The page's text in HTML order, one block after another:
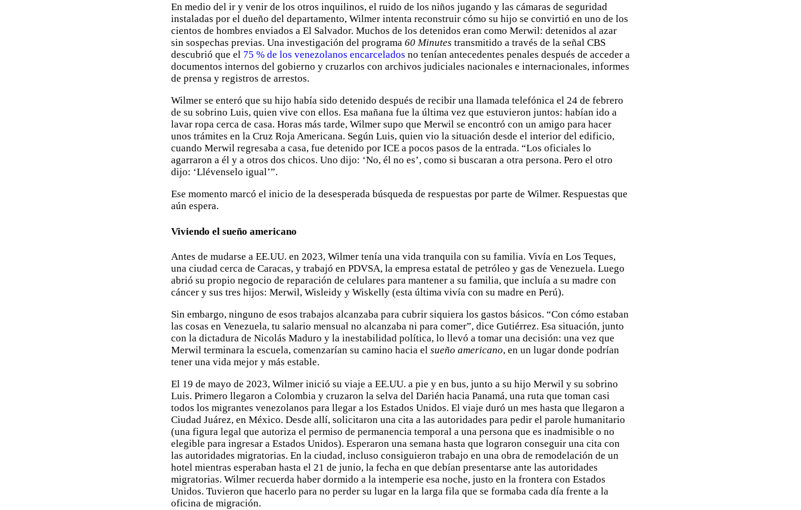
En medio del ir y venir de los otros inquilinos, el ruido de los niños jugando y las cámaras de seguridad
instaladas por el dueño del departamento, Wilmer intenta reconstruir cómo su hijo se convirtió en uno de los
cientos de hombres enviados a El Salvador. Muchos de los detenidos eran como Merwil: detenidos al azar
sin sospechas previas. Una investigación del programa 60 Minutes transmitido a través de la señal CBS
descubrió que el 75 % de los venezolanos encarcelados no tenían antecedentes penales después de acceder a
documentos internos del gobierno y cruzarlos con archivos judiciales nacionales e internacionales, informes
de prensa y registros de arrestos.
Wilmer se enteró que su hijo había sido detenido después de recibir una llamada telefónica el 24 de febrero
de su sobrino Luis, quien vive con ellos. Esa mañana fue la última vez que estuvieron juntos: habían ido a
lavar ropa cerca de casa. Horas más tarde, Wilmer supo que Merwil se encontró con un amigo para hacer
unos trámites en la Cruz Roja Americana. Según Luis, quien vio la situación desde el interior del edificio,
cuando Merwil regresaba a casa, fue detenido por ICE a pocos pasos de la entrada. “Los oficiales lo
agarraron a él y a otros dos chicos. Uno dijo: ‘No, él no es’, como si buscaran a otra persona. Pero el otro
dijo: ‘Llévenselo igual’”.
Ese momento marcó el inicio de la desesperada búsqueda de respuestas por parte de Wilmer. Respuestas que
aún espera.
Viviendo el sueño americano
Antes de mudarse a EE.UU. en 2023, Wilmer tenía una vida tranquila con su familia. Vivía en Los Teques,
una ciudad cerca de Caracas, y trabajó en PDVSA, la empresa estatal de petróleo y gas de Venezuela. Luego
abrió su propio negocio de reparación de celulares para mantener a su familia, que incluía a su madre con
cáncer y sus tres hijos: Merwil, Wisleidy y Wiskelly (esta última vivía con su madre en Perú).
Sin embargo, ninguno de esos trabajos alcanzaba para cubrir siquiera los gastos básicos. “Con cómo estaban
las cosas en Venezuela, tu salario mensual no alcanzaba ni para comer”, dice Gutiérrez. Esa situación, junto
con la dictadura de Nicolás Maduro y la inestabilidad política, lo llevó a tomar una decisión: una vez que
Merwil terminara la escuela, comenzarían su camino hacia el sueño americano, en un lugar donde podrían
tener una vida mejor y más estable.
El 19 de mayo de 2023, Wilmer inició su viaje a EE.UU. a pie y en bus, junto a su hijo Merwil y su sobrino
Luis. Primero llegaron a Colombia y cruzaron la selva del Darién hacia Panamá, una ruta que toman casi
todos los migrantes venezolanos para llegar a los Estados Unidos. El viaje duró un mes hasta que llegaron a
Ciudad Juárez, en México. Desde allí, solicitaron una cita a las autoridades para pedir el parole humanitario
(una figura legal que autoriza el permiso de permanencia temporal a una persona que es inadmisible o no
elegible para ingresar a Estados Unidos). Esperaron una semana hasta que lograron conseguir una cita con
las autoridades migratorias. En la ciudad, incluso consiguieron trabajo en una obra de remodelación de un
hotel mientras esperaban hasta el 21 de junio, la fecha en que debían presentarse ante las autoridades
migratorias. Wilmer recuerda haber dormido a la intemperie esa noche, justo en la frontera con Estados
Unidos. Tuvieron que hacerlo para no perder su lugar en la larga fila que se formaba cada día frente a la
oficina de migración.